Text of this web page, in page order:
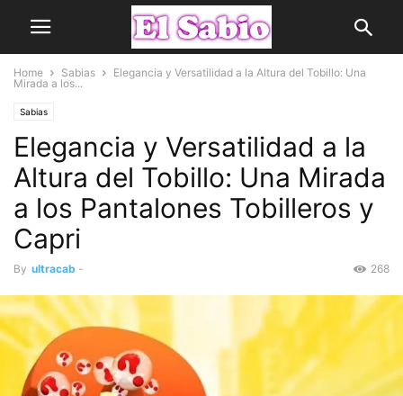
Home Sabias
Elegancia y Versatilidad a la Altura del Tobillo: Una
Mirada a los...
Sabias
Elegancia y Versatilidad a la
Altura del Tobillo: Una Mirada
a los Pantalones Tobilleros y
Capri
By ultracab - 268